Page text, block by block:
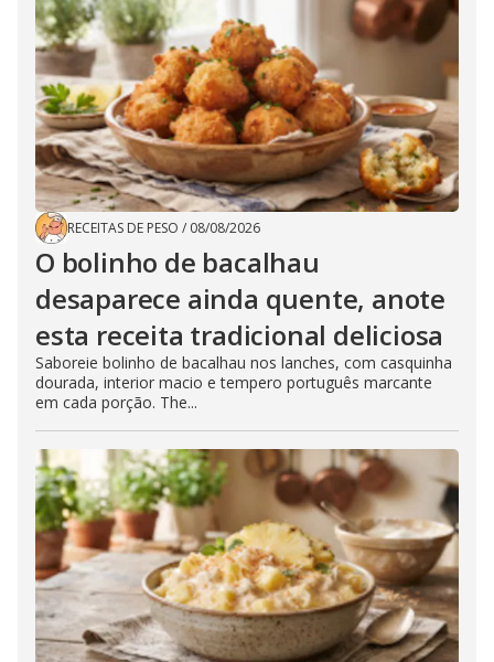
RECEITAS DE PESO / 08/08/2026
O bolinho de bacalhau
desaparece ainda quente, anote
esta receita tradicional deliciosa
Saboreie bolinho de bacalhau nos lanches, com casquinha
dourada, interior macio e tempero português marcante
em cada porção. The...